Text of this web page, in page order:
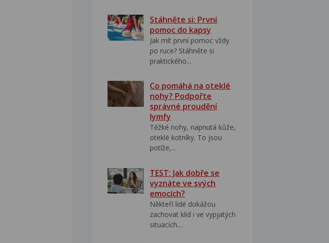
Stáhněte si: První
pomoc do kapsy
Jak mít první pomoc vždy
po ruce? Stáhněte si
praktického...
Co pomáhá na oteklé
nohy? Podpořte
správné proudění
lymfy
Těžké nohy, napnutá kůže,
oteklé kotníky. To jsou
potíže,...
TEST: Jak dobře se
vyznáte ve svých
emocích?
Někteří lidé dokážou
zachovat klid i ve vypjatých
situacích....